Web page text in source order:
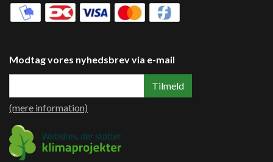
Modtag vores nyhedsbrev via e-mail
Tilmeld
(mere information)